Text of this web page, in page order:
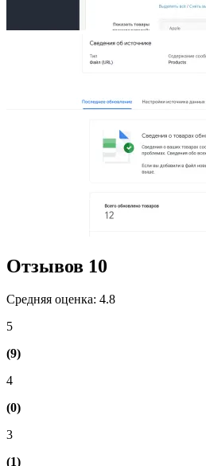
Отзывов 10
Средняя оценка: 4.8
5
(9)
4
(0)
3
(1)